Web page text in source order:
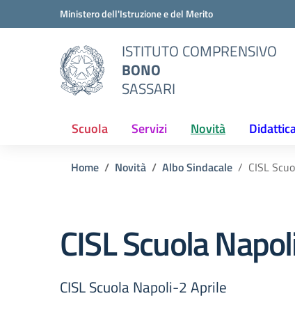
Vai ai contenuti
Vai al menu di navigazioneMinistero dell'Istruzione e del Merito
ISTITUTO COMPRENSIVO
BONO
SASSARI
Scuola Servizi Novità
Home Novità Albo Sindacale CISL
CISL Scuola
CISL Scuola Napoli-2 Aprile